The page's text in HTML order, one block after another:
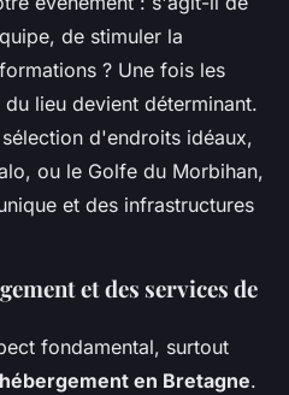
de stimuler la
? Une fois les
lieu devient déterminant.
d'endroits idéaux,
ou le Golfe du Morbihan,
et des infrastructures
et des services de
fondamental, surtout
en Bretagne.